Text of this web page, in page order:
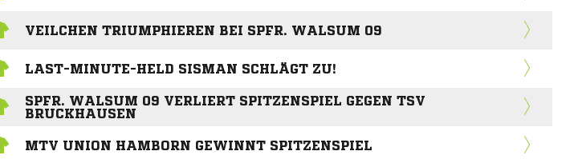
VEILCHEN TRIUMPHIEREN BEI SPFR. WALSUM 09
LAST-MINUTE-HELD SISMAN SCHLÄGT ZU!
SPFR. WALSUM 09 VERLIERT SPITZENSPIEL GEGEN TSV
BRUCKHAUSEN
MTV UNION HAMBORN GEWINNT SPITZENSPIEL